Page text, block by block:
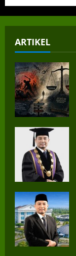
ARTIKEL